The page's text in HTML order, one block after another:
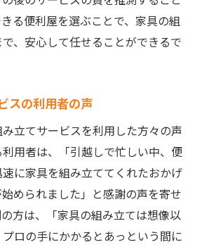
適にする家具の配置術
イデアでおしゃれな部屋作り
択便利屋が引越し時の廃材処理
した引越しのポイント
供する廃材処理サービス
可能な家具の選び方
ドリーな引越しのコツ
る便利屋を選ぶことで、家具の組
、安心して任せることができるで
スの利用者の声
立てサービスを利用した方々の声
用者は、「引越しで忙しい中、便
に家具を組み立ててくれたおかげ
められました」と感謝の声を寄せ
方は、「家具の組み立ては想像以
ロの手にかかるとあっという間に